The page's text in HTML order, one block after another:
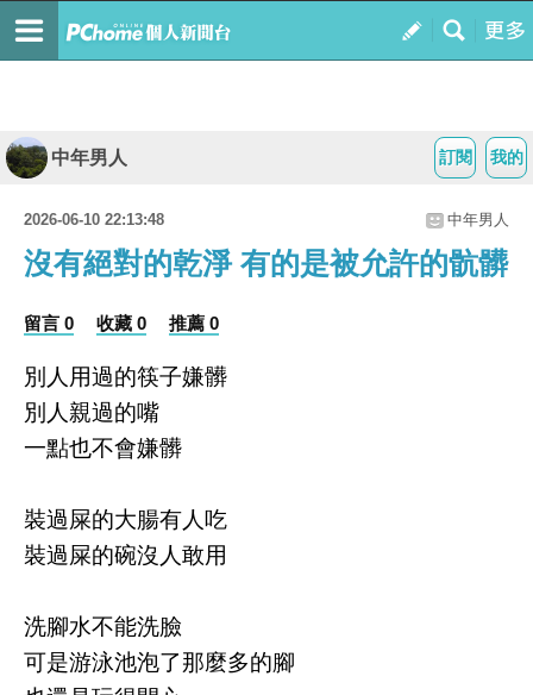
我的
訂閱
中年男人
2026-06-10 22:13:48 中年男人
沒有絕對的乾淨 有的是被允許的骯髒
留言 0 收藏 0 推薦 0
別人用過的筷子嫌髒
別人親過的嘴
一點也不會嫌髒
裝過屎的大腸有人吃
裝過屎的碗沒人敢用
洗腳水不能洗臉
可是游泳池泡了那麼多的腳